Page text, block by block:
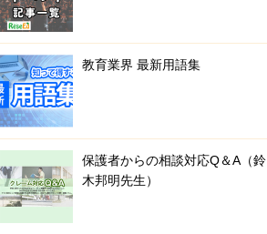
教育業界 最新用語集
保護者からの相談対応Q＆A（鈴
木邦明先生）